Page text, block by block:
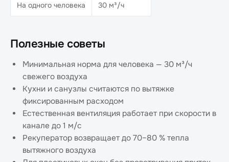
На одного человека 30 м³/ч
Полезные советы
Минимальная норма для человека — 30 м³/ч
свежего воздуха
Кухни и санузлы считаются по вытяжке
фиксированным расходом
Естественная вентиляция работает при скорости в
канале до 1 м/с
Рекуператор возвращает до 70–80 % тепла
вытяжного воздуха